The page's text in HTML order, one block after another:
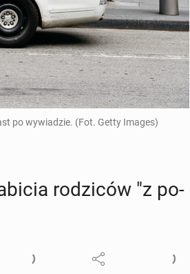
po wywiadzie. (Fot. Getty Images)
ro­dzi­ców "z po­